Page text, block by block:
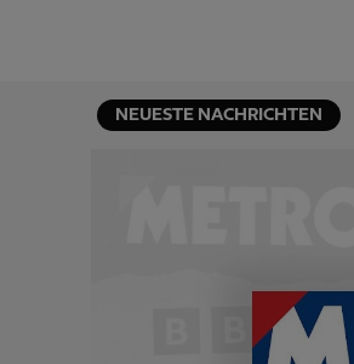
NEUESTE NACHRICHTEN